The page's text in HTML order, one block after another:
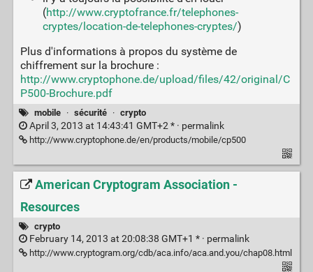
(http://www.cryptofrance.fr/telephones-
cryptes/location-de-telephones-cryptes/)
Plus d'informations à propos du système de
chiffrement sur la brochure :
http://www.cryptophone.de/upload/files/42/original/C
P500-Brochure.pdf
mobile · sécurité · crypto
April 3, 2013 at 14:43:41 GMT+2 * · permalink
http://www.cryptophone.de/en/products/mobile/cp500
American Cryptogram Association -
Resources
crypto
February 14, 2013 at 20:08:38 GMT+1 * · permalink
http://www.cryptogram.org/cdb/aca.info/aca.and.you/chap08.html